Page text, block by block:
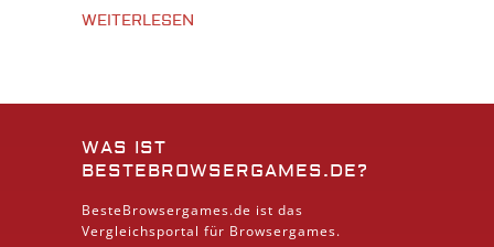
WEITERLESEN
WAS IST
BESTEBROWSERGAMES.DE?
BesteBrowsergames.de ist das
Vergleichsportal für Browsergames.